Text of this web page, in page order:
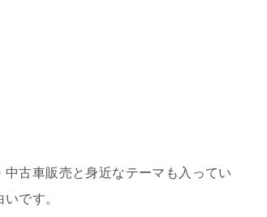
古車販売と身近なテーマも入ってい
です。